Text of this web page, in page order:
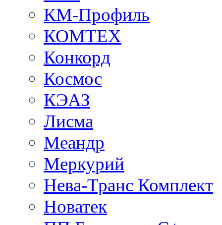
КМ-Профиль
КОМТЕХ
Конкорд
Космос
КЭАЗ
Лисма
Меандр
Меркурий
Нева-Транс Комплект
Новатек